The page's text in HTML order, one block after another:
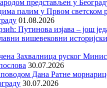
представљен у
палим у Првом светском
01.08.2026
Путинова изјава – још
вишевековни
Захвалница руског
30.07.2026
Дана Ратне
30.07.2026